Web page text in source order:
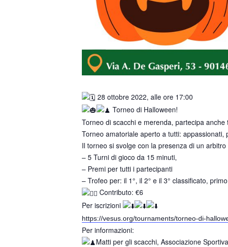
28 ottobre 2022, alle ore 17:00
Torneo di Halloween!
Torneo di scacchi e merenda, partecipa
Torneo amatoriale aperto a tutti:
Il torneo si svolge con la presenza di un
– 5 Turni di gioco da 15 minuti,
– Premi per tutti i partecipanti
– Trofeo per: il 1°, il 2° e il 3° classificato,
Contributo: €6
Per iscrizioni
https://vesus.org/tournaments/torneo-di-
Per informazioni:
Matti per gli scacchi, Associazione